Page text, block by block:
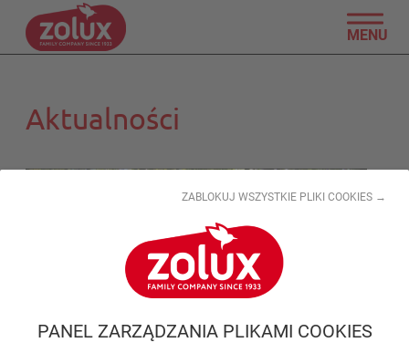
PANEL ZARZĄDZANIA PLIKAMI COOKIES
ZABLOKUJ WSZYSTKIE PLIKI COOKIES →
MENU
Aktualności